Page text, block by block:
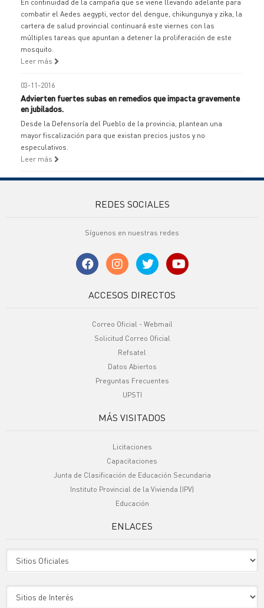
En continuidad de la campaña que se viene llevando adelante para
combatir el Aedes aegypti, vector del dengue, chikungunya y zika, la
cartera de salud provincial continuará este viernes con las
múltiples tareas que apuntan a detener la proliferación de este
mosquito.
Leer más
03-11-2016
Advierten fuertes subas en remedios que impacta gravemente
en jubilados.
Desde la Defensoría del Pueblo de la provincia, plantean una
mayor fiscalización para que existan precios justos y no
especulativos.
Leer más
REDES SOCIALES
Síguenos en nuestras redes
ACCESOS DIRECTOS
Correo Oficial - Webmail
Solicitud Correo Oficial
Refsatel
Datos Abiertos
Preguntas Frecuentes
UPSTI
MÁS VISITADOS
Licitaciones
Capacitaciones
Junta de Clasificación de Educación Secundaria
Instituto Provincial de la Vivienda (IPV)
Educación
ENLACES